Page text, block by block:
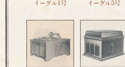
イーグル1号 イーグル5号